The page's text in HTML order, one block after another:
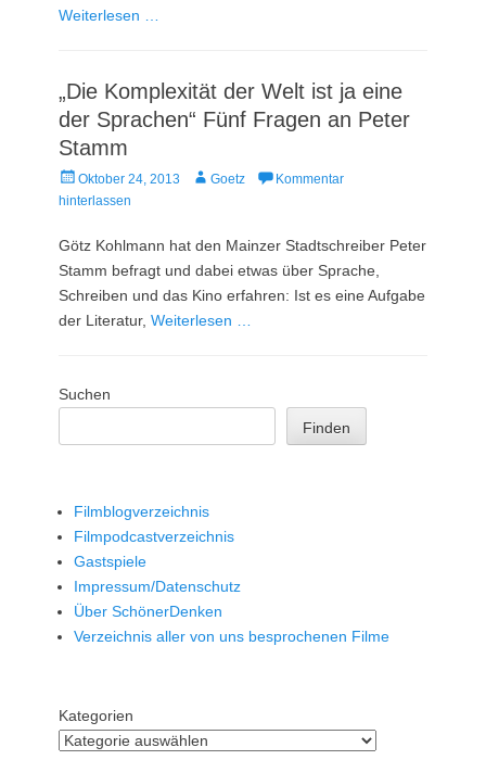
Weiterlesen …
„Die Komplexität der Welt ist ja eine
der Sprachen“ Fünf Fragen an Peter
Stamm
Veröffentlicht
am
Oktober 24, 2013 AutorGoetz
Kommentar
hinterlassen
Götz Kohlmann hat den Mainzer Stadtschreiber Peter
Stamm befragt und dabei etwas über Sprache,
Schreiben und das Kino erfahren: Ist es eine Aufgabe
der Literatur, Weiterlesen …
Suchen
Finden
Filmblogverzeichnis
Filmpodcastverzeichnis
Gastspiele
Impressum/Datenschutz
Über SchönerDenken
Verzeichnis aller von uns besprochenen Filme
Kategorien